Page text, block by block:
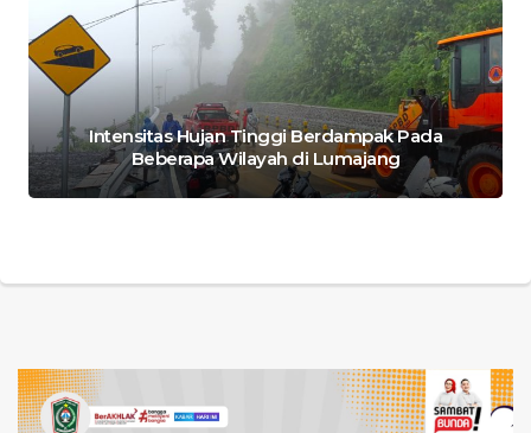
Intensitas Hujan Tinggi Berdampak Pada
Beberapa Wilayah di Lumajang